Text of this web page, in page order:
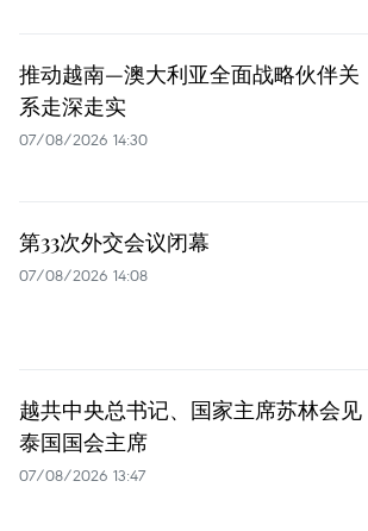
推动越南—澳大利亚全面战略伙伴关
系走深走实
07/08/2026 14:30
第33次外交会议闭幕
07/08/2026 14:08
越共中央总书记、国家主席苏林会见
泰国国会主席
07/08/2026 13:47